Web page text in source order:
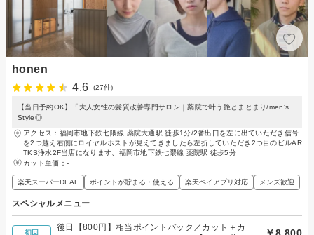
honen
4.6
(27件)
【当日予約OK】「大人女性の髪質改善専門サロン｜薬院で叶う艶とまとまり/men's
Style◎
アクセス：福岡市地下鉄七隈線 薬院大通駅 徒歩1分/2番出口を左に出ていただき信号
を2つ越え右側にロイヤルホストが見えてきましたら左折していただき2つ目のビルAR
TKS浄水2F当店になります、福岡市地下鉄七隈線 薬院駅 徒歩5分
カット単価： -
楽天スーパーDEAL ポイントが貯まる・使える 楽天ペイアプリ対応 メンズ歓迎
スペシャルメニュー
初回
後日【800円】相当ポイントバック／カット＋カ